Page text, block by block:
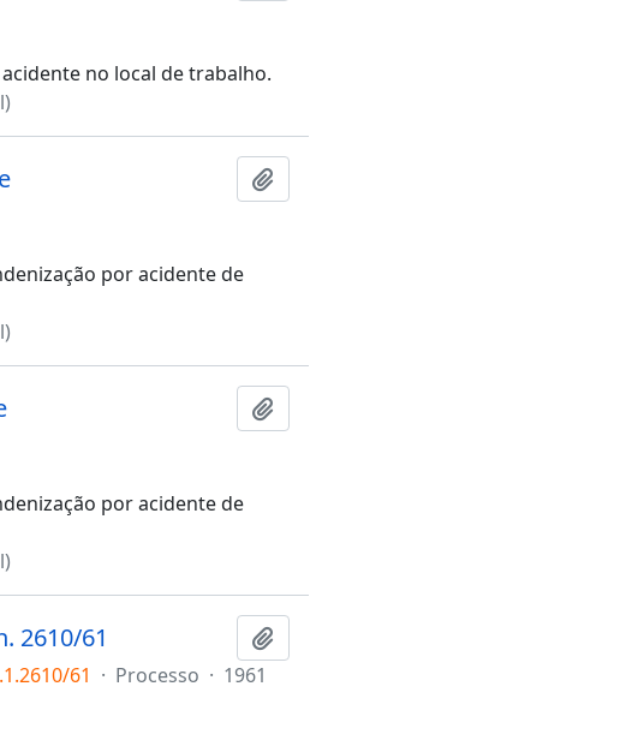
no local de trabalho.
por acidente de
por acidente de
2610/61
61 · Processo · 1961